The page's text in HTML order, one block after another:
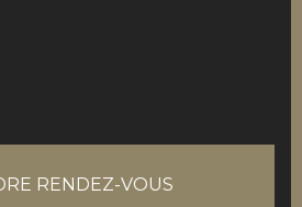
RENDEZ-VOUS